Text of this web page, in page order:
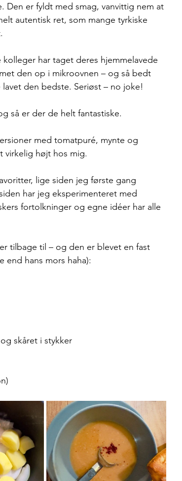
Den er fyldt med smag, vanvittig nem at
autentisk ret, som mange tyrkiske
har taget deres hjemmelavede
den op i mikroovnen – og så bedt
den bedste. Seriøst – no joke!
så er der de helt fantastiske.
med tomatpuré, mynte og
virkelig højt hos mig.
lige siden jeg første gang
har jeg eksperimenteret med
fortolkninger og egne idéer har alle
tilbage til – og den er blevet en fast
hans mors haha):
skåret i stykker